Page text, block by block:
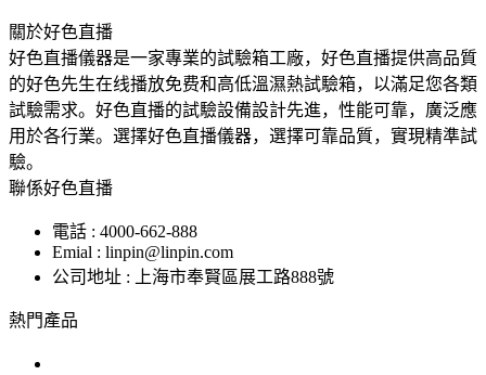
關於好色直播
好色直播儀器是一家專業的試驗箱工廠，好色直播提供高品質
的好色先生在线播放免费和高低溫濕熱試驗箱，以滿足您各類
試驗需求。好色直播的試驗設備設計先進，性能可靠，廣泛應
用於各行業。選擇好色直播儀器，選擇可靠品質，實現精準試
驗。
聯係好色直播
電話 : 4000-662-888
Emial : linpin@linpin.com
公司地址 : 上海市奉賢區展工路888號
熱門產品